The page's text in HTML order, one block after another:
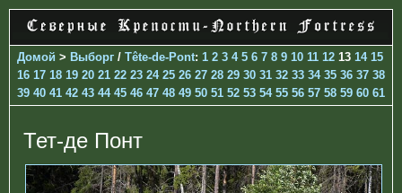
Домой > Выборг / Tête-de-Pont: 1 2 3 4 5 6 7 8 9 10 11 12 13 14 15
16 17 18 19 20 21 22 23 24 25 26 27 28 29 30 31 32 33 34 35 36 37 38
39 40 41 42 43 44 45 46 47 48 49 50 51 52 53 54 55 56 57 58 59 60 61
Тет-де Понт